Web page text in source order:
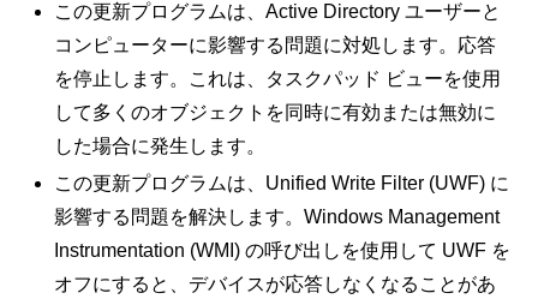
この更新プログラムは、Active Directory ユーザーと
コンピューターに影響する問題に対処します。応答
を停止します。これは、タスクパッド ビューを使用
して多くのオブジェクトを同時に有効または無効に
した場合に発生します。
この更新プログラムは、Unified Write Filter (UWF) に
影響する問題を解決します。Windows Management
Instrumentation (WMI) の呼び出しを使用して UWF を
オフにすると、デバイスが応答しなくなることがあ